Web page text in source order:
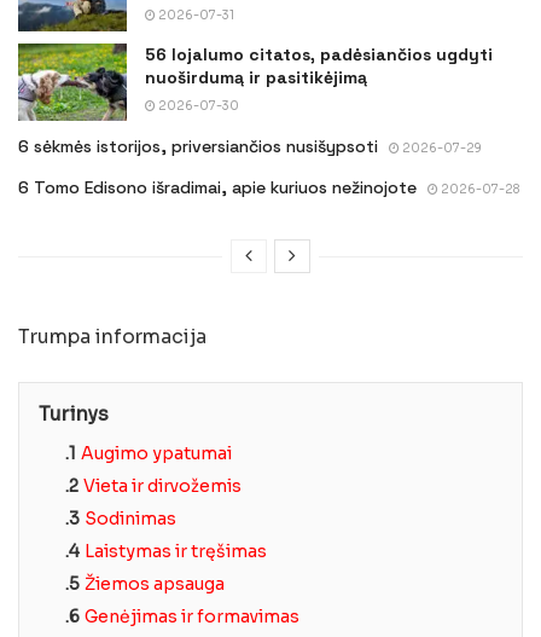
2026-07-31
56 lojalumo citatos, padėsiančios ugdyti
nuoširdumą ir pasitikėjimą
2026-07-30
6 sėkmės istorijos, priversiančios nusišypsoti 2026-07-29
6 Tomo Edisono išradimai, apie kuriuos nežinojote 2026-07-28
Trumpa informacija
Turinys
.1 Augimo ypatumai
.2 Vieta ir dirvožemis
.3 Sodinimas
.4 Laistymas ir tręšimas
.5 Žiemos apsauga
.6 Genėjimas ir formavimas